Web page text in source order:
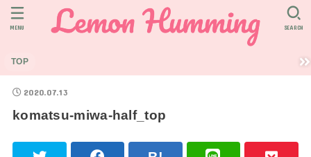
TOP
SEARCH
MENU
2020.07.13
komatsu-miwa-half_top